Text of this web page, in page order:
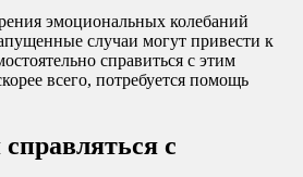
эмоциональных колебаний
случаи могут привести к
справиться с этим
всего, потребуется помощь
с